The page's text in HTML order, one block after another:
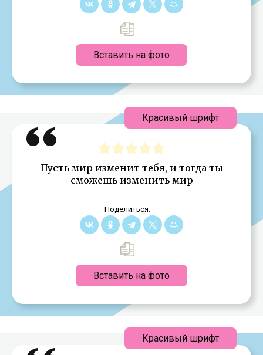
Вставить на фото
Пусть мир изменит тебя, и тогда ты
сможешь изменить мир
Поделиться:
Вставить на фото
Красивый шрифт
Красивый шрифт